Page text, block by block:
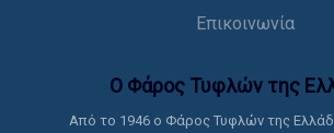
Επικοινωνία
Ο Φάρος Τυφλών της
Από το 1946 ο Φάρος Τυφλών της